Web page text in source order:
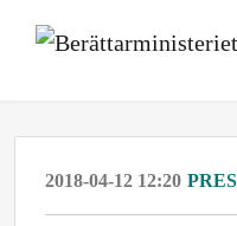
2018-04-12 12:20